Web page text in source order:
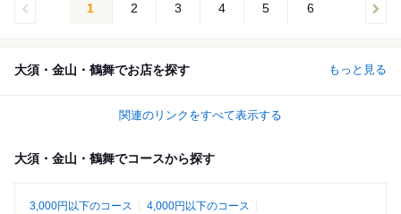
1 2 3 4 5 6
大須・金山・鶴舞でお店を探す もっと見る
関連のリンクをすべて表示する
大須・金山・鶴舞でコースから探す
3,000円以下のコース
4,000円以下のコース